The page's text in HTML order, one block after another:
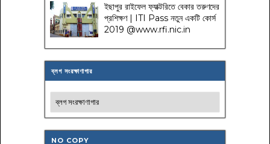
ইছাপুর রাইফেল ফ্যাক্টরিতে বেকার তরুণদের
প্রশিক্ষণ | ITI Pass নতুন একটি কোর্স
2019 @www.rfi.nic.in
ব্লগ সংরক্ষাণাগার
NO COPY